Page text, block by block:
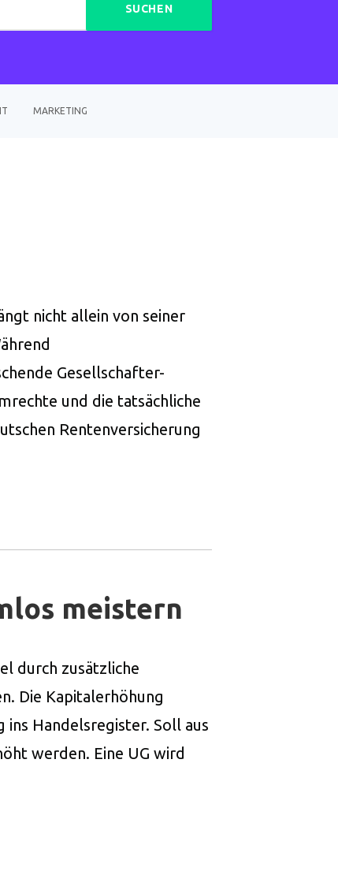
SUCHEN
MARKETING
nicht allein von seiner
Gesellschafter-
und die tatsächliche
Rentenversicherung
meistern
durch zusätzliche
Die Kapitalerhöhung
Handelsregister. Soll aus
werden. Eine UG wird